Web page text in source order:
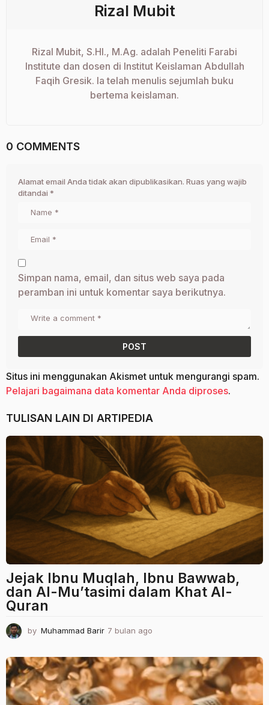
Rizal Mubit
Rizal Mubit, S.HI., M.Ag. adalah Peneliti Farabi
Institute dan dosen di Institut Keislaman Abdullah
Faqih Gresik. Ia telah menulis sejumlah buku
bertema keislaman.
0 COMMENTS
Alamat email Anda tidak akan dipublikasikan. Ruas yang wajib
ditandai *
Simpan nama, email, dan situs web saya pada
peramban ini untuk komentar saya berikutnya.
Situs ini menggunakan Akismet untuk mengurangi spam.
Pelajari bagaimana data komentar Anda diproses.
TULISAN LAIN DI ARTIPEDIA
Jejak Ibnu Muqlah, Ibnu Bawwab,
dan Al-Mu’tasimi dalam Khat Al-
Quran
by Muhammad Barir 7 bulan ago
l
n
a